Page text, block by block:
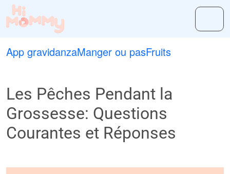
App gravidanzaManger ou pasFruits
Les Pêches Pendant la
Grossesse: Questions
Courantes et Réponses